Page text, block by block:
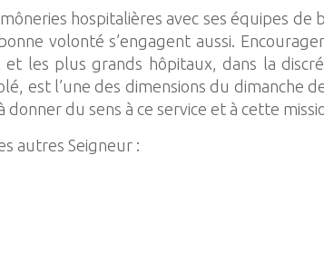
hospitalières avec ses équipes de
volonté s’engagent aussi.
les plus grands hôpitaux, dans la
est l’une des dimensions du dimanche
du sens à ce service et à cette
autres Seigneur :